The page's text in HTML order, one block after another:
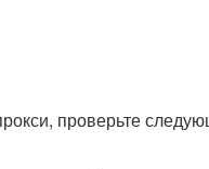
проверьте